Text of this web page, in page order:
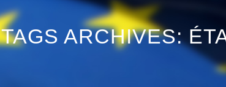
TAGS ARCHIVES: